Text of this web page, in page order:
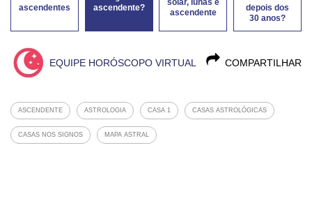
ascendentes
ascendente?
solar, lunas e
ascendente
depois dos
30 anos?
COMPARTILHAR
EQUIPE HORÓSCOPO VIRTUAL
ASCENDENTE ASTROLOGIA CASA 1 CASAS ASTROLÓGICAS
CASAS NOS SIGNOS MAPA ASTRAL